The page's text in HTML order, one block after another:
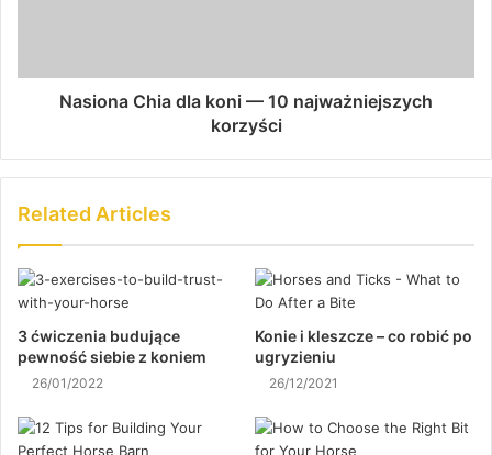
Nasiona Chia dla koni — 10 najważniejszych
korzyści
Related Articles
3 ćwiczenia budujące
pewność siebie z koniem
26/01/2022
Konie i kleszcze – co robić po
ugryzieniu
26/12/2021